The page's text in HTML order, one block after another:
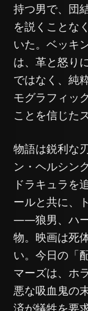
持つ男で、団
を説くことな
いた。ベッキ
は、革と怒り
ではなく、純
モグラフィッ
ことを信じた
物語は鋭利な
ン・ヘルシン
ドラキュラを
ールと共に、
——狼男、ハー
物。映画は死
い。今日の「
マーズは、ホ
悪な吸血鬼の